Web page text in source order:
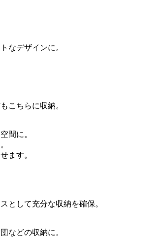
なデザインに。
こちらに収納。
間に。
ます。
として充分な収納を確保。
などの収納に。